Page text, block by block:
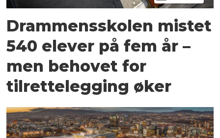
Drammensskolen mistet
540 elever på fem år –
men behovet for
tilrettelegging øker